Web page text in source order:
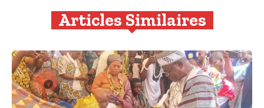
Articles Similaires